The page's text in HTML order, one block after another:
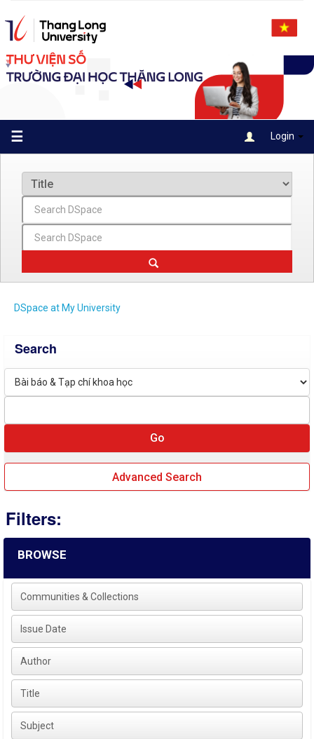
navigation
☰ Login
DSpace at My University
Search
Advanced Search
Filters:
BROWSE
Communities & Collections
Issue Date
Author
Title
Subject